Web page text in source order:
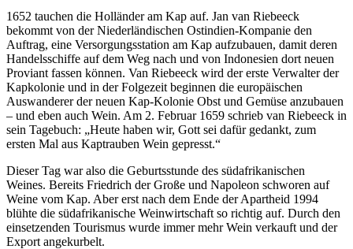
1652 tauchen die Holländer am Kap auf. Jan van Riebeeck
bekommt von der Niederländischen Ostindien-Kompanie den
Auftrag, eine Versorgungsstation am Kap aufzubauen, damit deren
Handelsschiffe auf dem Weg nach und von Indonesien dort neuen
Proviant fassen können. Van Riebeeck wird der erste Verwalter der
Kapkolonie und in der Folgezeit beginnen die europäischen
Auswanderer der neuen Kap-Kolonie Obst und Gemüse anzubauen
– und eben auch Wein. Am 2. Februar 1659 schrieb van Riebeeck in
sein Tagebuch: „Heute haben wir, Gott sei dafür gedankt, zum
ersten Mal aus Kaptrauben Wein gepresst.“
Dieser Tag war also die Geburtsstunde des südafrikanischen
Weines. Bereits Friedrich der Große und Napoleon schworen auf
Weine vom Kap. Aber erst nach dem Ende der Apartheid 1994
blühte die südafrikanische Weinwirtschaft so richtig auf. Durch den
einsetzenden Tourismus wurde immer mehr Wein verkauft und der
Export angekurbelt.